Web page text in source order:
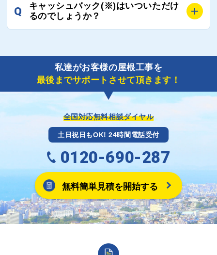
にご協力いたしますので、ご相談ください。可能な限
り期間を短縮できる状況の工事業者を選定させていた
だきます。
風災補償を適用される場合は、専門家による視察と必
Q
キャッシュバック(※)はいついただけ
るのでしょうか？
了しましたら、キャッシュバック(※)申込みフォーム
に各項目を入力いただいた上で送信してください。
その内容を屋根コネクトが確認できた日時から翌月末
までには送付手配させていただきます。
※キャッシュバックの金額は契約金額によって異なり
ます。
私達がお客様の屋根工事を
最後までサポートさせて頂きます！
全国対応無料相談ダイヤル
土日祝日もOK! 24時間電話受付
0120-690-287
無料簡単見積を開始する